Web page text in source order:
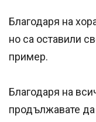
Благодаря на
но са оставили
пример.
Благодаря на
продължавате да